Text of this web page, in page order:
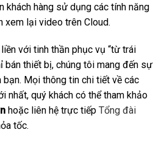
khách hàng sử dụng các tính năng
xem lại video trên Cloud.
với tinh thần phục vụ “từ trái
bán thiết bị, chúng tôi mang đến sự
bạn. Mọi thông tin chi tiết về các
nhất, quý khách có thể tham khảo
hoặc liên hệ trực tiếp Tổng đài
tốc.